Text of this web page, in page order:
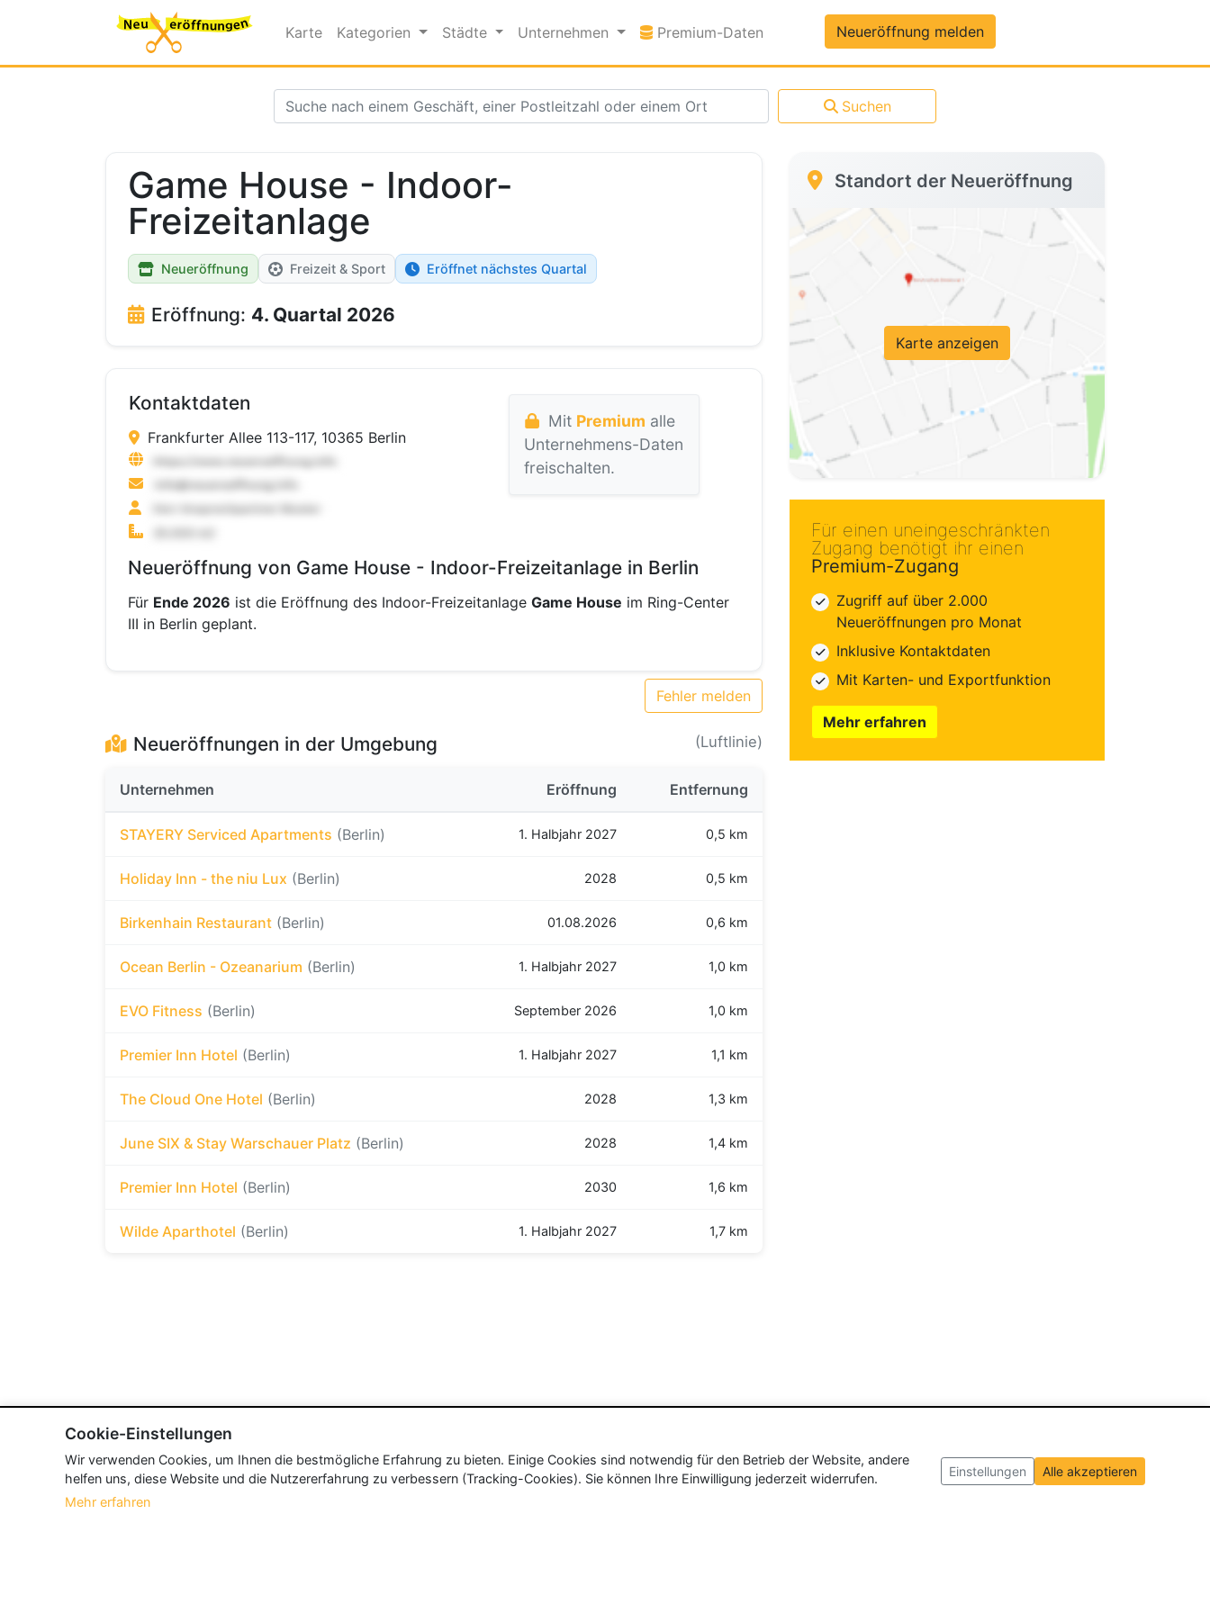
Karte Kategorien Städte Unternehmen Premium-Daten Premium-DatenNeueröffnung melden
Suchen
Game House - Indoor-
Freizeitanlage
Neueröffnung Freizeit & Sport Eröffnet nächstes Quartal
Eröffnung: 4. Quartal 2026
Kontaktdaten
Frankfurter Allee 113-117, 10365 Berlin
Mit Premium alle
Unternehmens-Daten
freischalten.
Neueröffnung von Game House - Indoor-Freizeitanlage in Berlin
Für Ende 2026 ist die Eröffnung des Indoor-Freizeitanlage Game House im Ring-Center
III in Berlin geplant.
Fehler melden
Neueröffnungen in der Umgebung (Luftlinie)
Unternehmen Eröffnung Entfernung
STAYERY Serviced Apartments (Berlin) 1. Halbjahr 2027 0,5 km
Holiday Inn - the niu Lux (Berlin) 2028 0,5 km
Birkenhain Restaurant (Berlin) 01.08.2026 0,6 km
Ocean Berlin - Ozeanarium (Berlin) 1. Halbjahr 2027 1,0 km
EVO Fitness (Berlin) September 2026 1,0 km
Premier Inn Hotel (Berlin) 1. Halbjahr 2027 1,1 km
The Cloud One Hotel (Berlin) 2028 1,3 km
June SIX & Stay Warschauer Platz (Berlin) 2028 1,4 km
Premier Inn Hotel (Berlin) 2030 1,6 km
Wilde Aparthotel (Berlin) 1. Halbjahr 2027 1,7 km
Standort der Neueröffnung
Karte anzeigen
Für einen uneingeschränkten
Zugang benötigt ihr einen
Premium-Zugang
Zugriff auf über 2.000
Neueröffnungen pro Monat
Inklusive Kontaktdaten
Mit Karten- und Exportfunktion
Mehr erfahren
Cookie-Einstellungen
Wir verwenden Cookies, um Ihnen die bestmögliche Erfahrung zu bieten. Einige Cookies sind notwendig für den Betrieb der Website, andere
helfen uns, diese Website und die Nutzererfahrung zu verbessern (Tracking-Cookies). Sie können Ihre Einwilligung jederzeit widerrufen.
Mehr erfahren
Einstellungen Alle akzeptieren